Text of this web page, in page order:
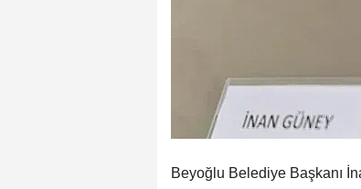
Beyoğlu Belediye Başkanı